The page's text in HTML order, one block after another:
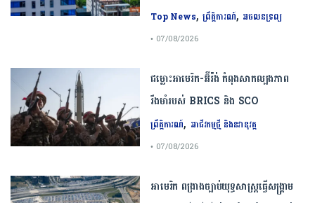
Top News,ព្រឹត្តិការណ៍, អចលនទ្រព្យ
• 07/08/2026
ជម្លោះ​អាមេរិក​-​អ៊ីរ៉ង់​ ​កំពុង​សាកល្បង​ភាព​
រឹងមាំ​របស់​ ​BRICS​ ​និង​ ​SCO​
ព្រឹត្តិការណ៍, អាជីវកម្មថ្មី និងនវានុវត្ត
• 07/08/2026
​អាមេរិក​ ពង្រាងច្បាប់​យុទ្ធសាស្ត្រ​ធ្វើ​សង្គ្រាម​